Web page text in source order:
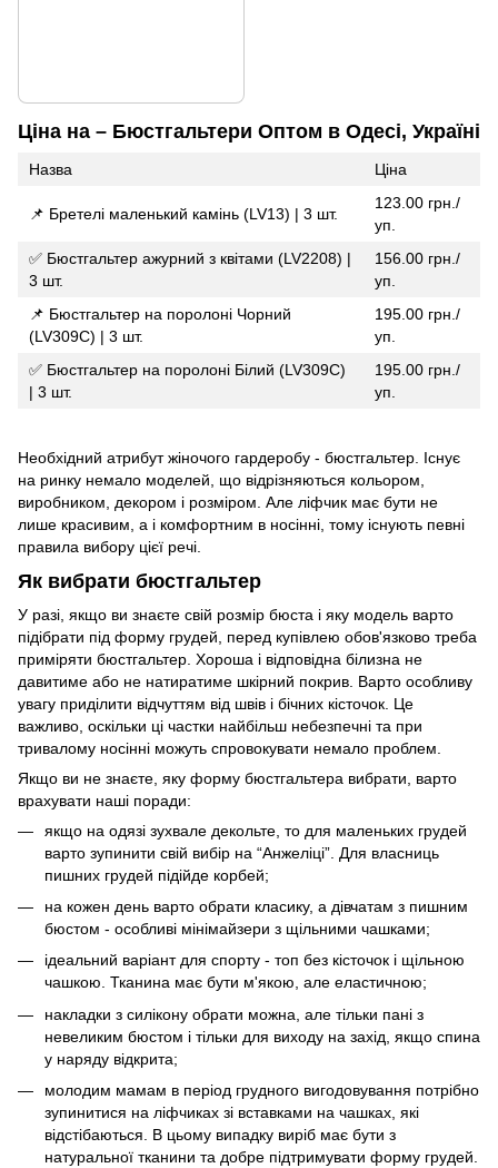
Ціна на – Бюстгальтери Оптом в Одесі, Україні
Назва Ціна
📌 Бретелі маленький камінь (LV13) | 3 шт.
123.00 грн./
уп.
✅ Бюстгальтер ажурний з квітами (LV2208) |
3 шт.
156.00 грн./
уп.
📌 Бюстгальтер на поролоні Чорний
(LV309C) | 3 шт.
195.00 грн./
уп.
✅ Бюстгальтер на поролоні Білий (LV309C)
| 3 шт.
195.00 грн./
уп.
Необхідний атрибут жіночого гардеробу - бюстгальтер. Існує
на ринку немало моделей, що відрізняються кольором,
виробником, декором і розміром. Але ліфчик має бути не
лише красивим, а і комфортним в носінні, тому існують певні
правила вибору цієї речі.
Як вибрати бюстгальтер
У разі, якщо ви знаєте свій розмір бюста і яку модель варто
підібрати під форму грудей, перед купівлею обов'язково треба
приміряти бюстгальтер. Хороша і відповідна білизна не
давитиме або не натиратиме шкірний покрив. Варто особливу
увагу приділити відчуттям від швів і бічних кісточок. Це
важливо, оскільки ці частки найбільш небезпечні та при
тривалому носінні можуть спровокувати немало проблем.
Якщо ви не знаєте, яку форму бюстгальтера вибрати, варто
врахувати наші поради:
якщо на одязі зухвале декольте, то для маленьких грудей
варто зупинити свій вибір на “Анжеліці”. Для власниць
пишних грудей підійде корбей;
на кожен день варто обрати класику, а дівчатам з пишним
бюстом - особливі мінімайзери з щільними чашками;
ідеальний варіант для спорту - топ без кісточок і щільною
чашкою. Тканина має бути м'якою, але еластичною;
накладки з силікону обрати можна, але тільки пані з
невеликим бюстом і тільки для виходу на захід, якщо спина
у наряду відкрита;
молодим мамам в період грудного вигодовування потрібно
зупинитися на ліфчиках зі вставками на чашках, які
відстібаються. В цьому випадку виріб має бути з
натуральної тканини та добре підтримувати форму грудей.